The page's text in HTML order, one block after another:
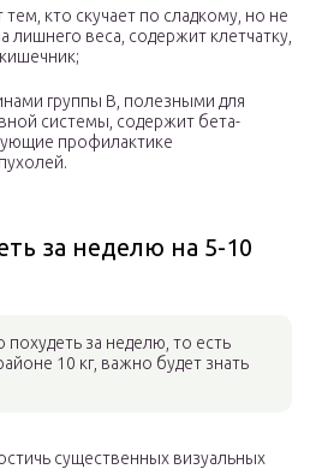
тем, кто скучает по сладкому, но не
лишнего веса, содержит клетчатку,
группы В, полезными для
системы, содержит бета-
профилактике
за неделю на 5-10
за неделю, то есть
10 кг, важно будет знать
существенных визуальных